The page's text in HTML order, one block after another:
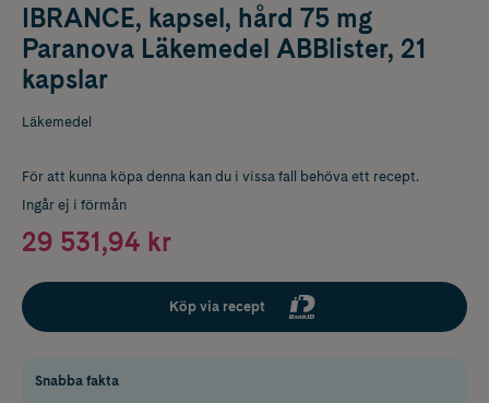
IBRANCE, kapsel, hård 75 mg
Paranova Läkemedel ABBlister, 21
kapslar
Läkemedel
För att kunna köpa denna kan du i vissa fall behöva ett recept.
Ingår ej i förmån
29 531,94 kr
Köp via recept
Snabba fakta